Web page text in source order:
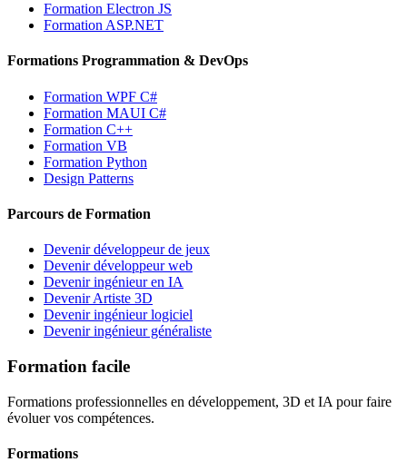
Formation Electron JS
Formation ASP.NET
Formations Programmation & DevOps
Formation WPF C#
Formation MAUI C#
Formation C++
Formation VB
Formation Python
Design Patterns
Parcours de Formation
Devenir développeur de jeux
Devenir développeur web
Devenir ingénieur en IA
Devenir Artiste 3D
Devenir ingénieur logiciel
Devenir ingénieur généraliste
Formation facile
Formations professionnelles en développement, 3D et IA pour faire
évoluer vos compétences.
Formations